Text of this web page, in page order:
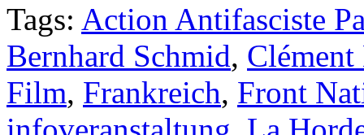
Tags: Action Antifasciste
Bernhard Schmid,
Film, Frankreich, Front